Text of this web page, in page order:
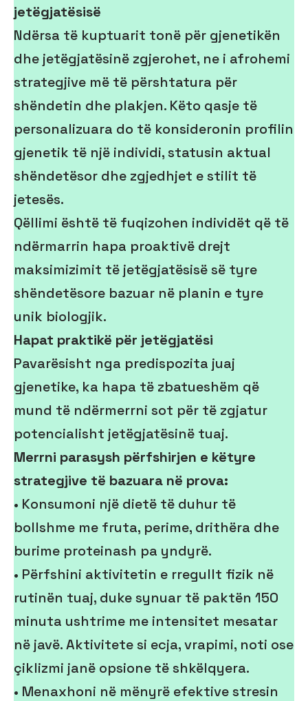
jetëgjatësisë
Ndërsa të kuptuarit tonë për gjenetikën
dhe jetëgjatësinë zgjerohet, ne i afrohemi
strategjive më të përshtatura për
shëndetin dhe plakjen. Këto qasje të
personalizuara do të konsideronin profilin
gjenetik të një individi, statusin aktual
shëndetësor dhe zgjedhjet e stilit të
jetesës.
Qëllimi është të fuqizohen individët që të
ndërmarrin hapa proaktivë drejt
maksimizimit të jetëgjatësisë së tyre
shëndetësore bazuar në planin e tyre
unik biologjik.
Hapat praktikë për jetëgjatësi
Pavarësisht nga predispozita juaj
gjenetike, ka hapa të zbatueshëm që
mund të ndërmerrni sot për të zgjatur
potencialisht jetëgjatësinë tuaj.
Merrni parasysh përfshirjen e këtyre
strategjive të bazuara në prova:
• Konsumoni një dietë të duhur të
bollshme me fruta, perime, drithëra dhe
burime proteinash pa yndyrë.
• Përfshini aktivitetin e rregullt fizik në
rutinën tuaj, duke synuar të paktën 150
minuta ushtrime me intensitet mesatar
në javë. Aktivitete si ecja, vrapimi, noti ose
çiklizmi janë opsione të shkëlqyera.
• Menaxhoni në mënyrë efektive stresin